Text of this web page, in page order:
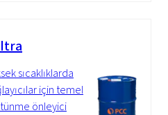
sıcaklıklarda
için temel
önleyici